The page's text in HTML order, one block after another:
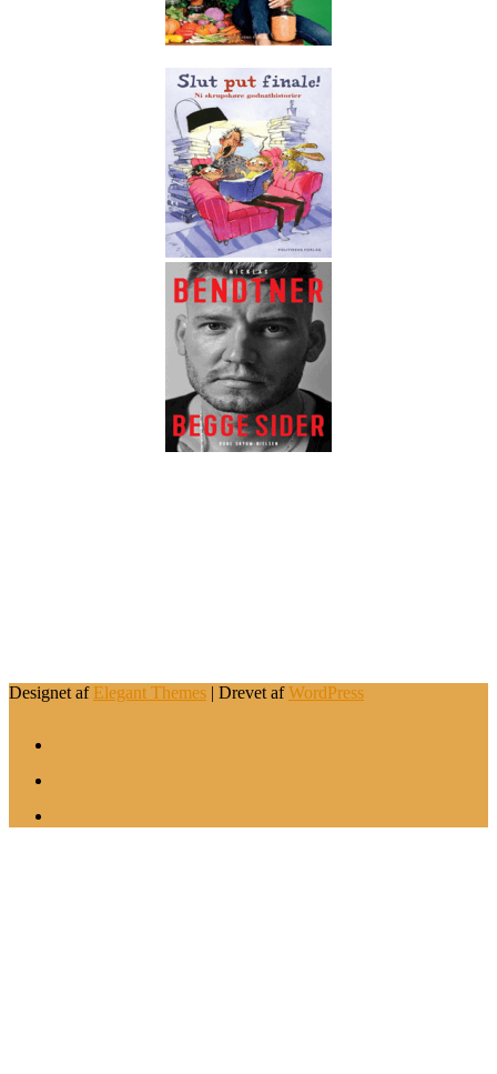
Designet af Elegant Themes | Drevet afWordPress